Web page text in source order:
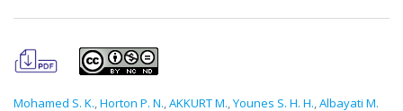
Mohamed S. K.,Horton P. N.,AKKURT M.,Younes S. H. H.,Albayati M.